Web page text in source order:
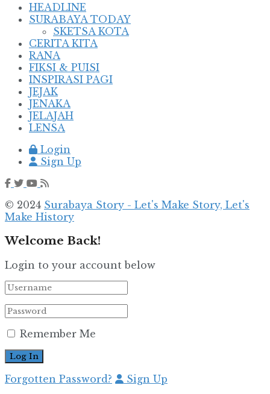
HEADLINE
SURABAYA TODAY
SKETSA KOTA
CERITA KITA
RANA
FIKSI & PUISI
INSPIRASI PAGI
JEJAK
JENAKA
JELAJAH
LENSA
Login
Sign Up
© 2024 Surabaya Story - Let's Make Story, Let's
Make History
Welcome Back!
Login to your account below
Remember Me
Forgotten Password? Sign Up